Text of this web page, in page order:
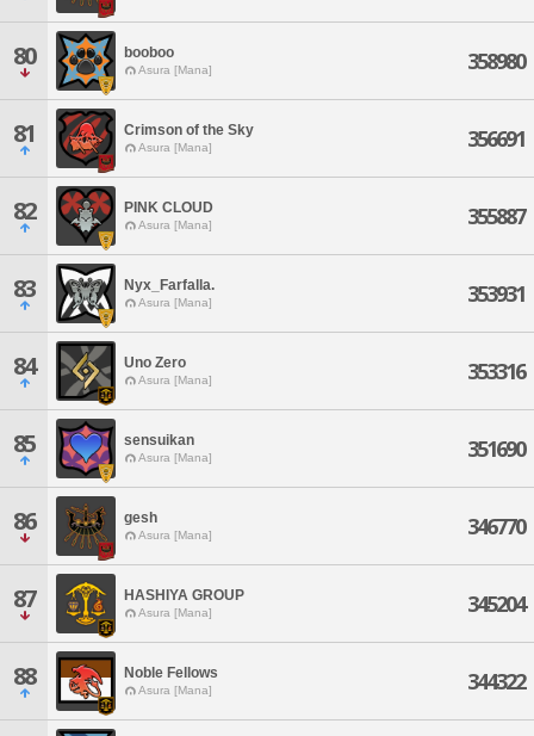
80 booboo
Asura [Mana] 358980
81 Crimson of the Sky
Asura [Mana] 356691
82 PINK CLOUD
Asura [Mana] 355887
83 Nyx_Farfalla.
Asura [Mana] 353931
84 Uno Zero
Asura [Mana] 353316
85 sensuikan
Asura [Mana] 351690
86 gesh
Asura [Mana] 346770
87 HASHIYA GROUP
Asura [Mana] 345204
88 Noble Fellows
Asura [Mana] 344322